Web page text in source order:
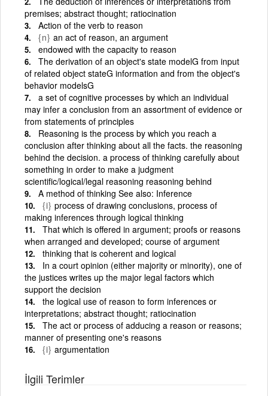
premises; abstract thought; ratiocination
Action of the verb to reason
{n} an act of reason, an argument
endowed with the capacity to reason
The derivation of an object's state modelG from input
of related object stateG information and from the object's
behavior modelsG
a set of cognitive processes by which an individual
may infer a conclusion from an assortment of evidence or
from statements of principles
Reasoning is the process by which you reach a
conclusion after thinking about all the facts. the reasoning
behind the decision. a process of thinking carefully about
something in order to make a judgment
scientific/logical/legal reasoning reasoning behind
A method of thinking See also: Inference
{i} process of drawing conclusions, process of
making inferences through logical thinking
That which is offered in argument; proofs or reasons
when arranged and developed; course of argument
thinking that is coherent and logical
In a court opinion (either majority or minority), one of
the justices writes up the major legal factors which
support the decision
the logical use of reason to form inferences or
interpretations; abstract thought; ratiocination
The act or process of adducing a reason or reasons;
manner of presenting one's reasons
{i} argumentation
İlgili Terimler